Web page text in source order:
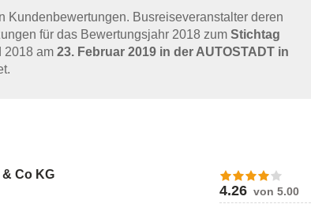
Kundenbewertungen. Busreiseveranstalter deren
für das Bewertungsjahr 2018 zum Stichtag
2018 am 23. Februar 2019 in der AUTOSTADT in
Co KG
4.26 von 5.00